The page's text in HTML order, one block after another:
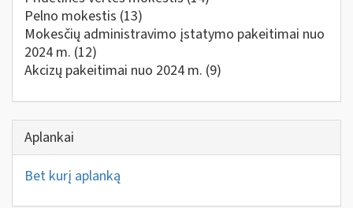
Pelno mokestis (13)
Mokesčių administravimo įstatymo pakeitimai nuo
2024 m. (12)
Akcizų pakeitimai nuo 2024 m. (9)
Aplankai
Bet kurį aplanką